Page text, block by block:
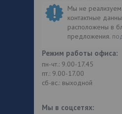
Мы не
контактные
расположены в
предложения.
Режим работы офиса:
пн-чт.: 9.00-17.45
пт.: 9.00-17.00
сб-вс.: выходной
Мы в соцсетях: